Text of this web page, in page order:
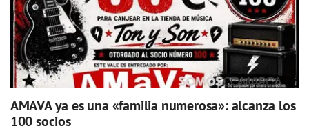
AMAVA ya es una «familia numerosa»: alcanza los
100 socios